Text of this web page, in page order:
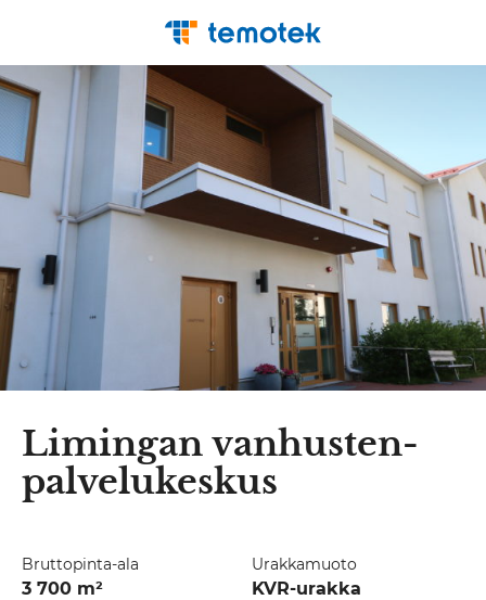
Limingan vanhusten­
palvelu­keskus
Bruttopinta-ala
3 700 m²
Urakkamuoto
KVR-urakka